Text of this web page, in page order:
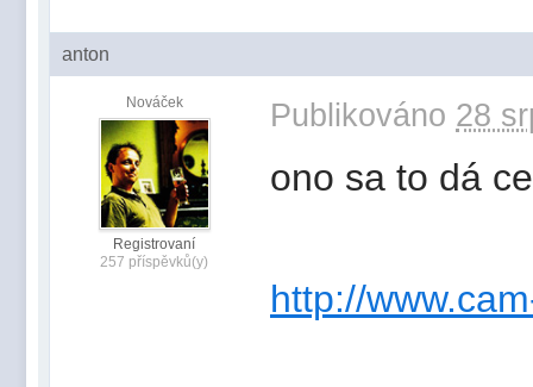
anton
Nováček
Registrovaní
257 příspěvků(y)
Publikováno 28
ono sa to dá
http://